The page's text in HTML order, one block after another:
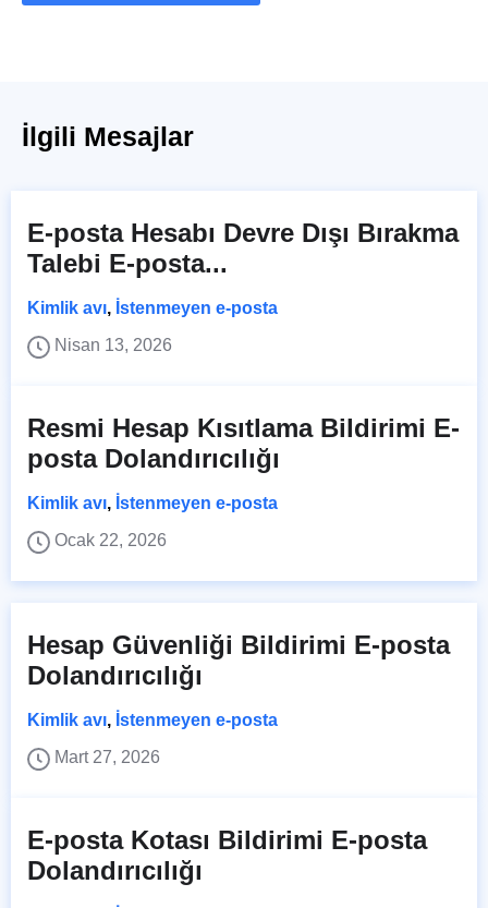
İlgili Mesajlar
E-posta Hesabı Devre Dışı Bırakma
Talebi E-posta...
Kimlik avı, İstenmeyen e-posta
Nisan 13, 2026
Resmi Hesap Kısıtlama Bildirimi E-
posta Dolandırıcılığı
Kimlik avı, İstenmeyen e-posta
Ocak 22, 2026
Hesap Güvenliği Bildirimi E-posta
Dolandırıcılığı
Kimlik avı, İstenmeyen e-posta
Mart 27, 2026
E-posta Kotası Bildirimi E-posta
Dolandırıcılığı